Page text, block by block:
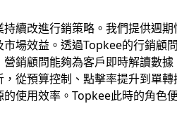
續改進行銷策略。我們提供週
場效益。透過Topkee的行銷顧
銷顧問能夠為客戶即時解讀數
從預算控制、點擊率提升到單
使用效率。Topkee此時的角色